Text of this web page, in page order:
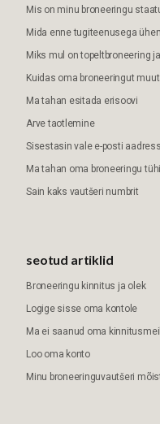
Mis on minu broneeringu
Mida enne tugiteenusega
Miks mul on topeltbroneering
Kuidas oma broneeringut
Ma tahan esitada erisoovi
Arve taotlemine
Sisestasin vale e-posti
Ma tahan oma broneeringu
Sain kaks vautšeri numbrit
seotud artiklid
Broneeringu kinnitus ja olek
Logige sisse oma kontole
Ma ei saanud oma
Loo oma konto
Minu broneeringuvautšeri